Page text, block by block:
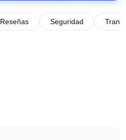
Reseñas Seguridad